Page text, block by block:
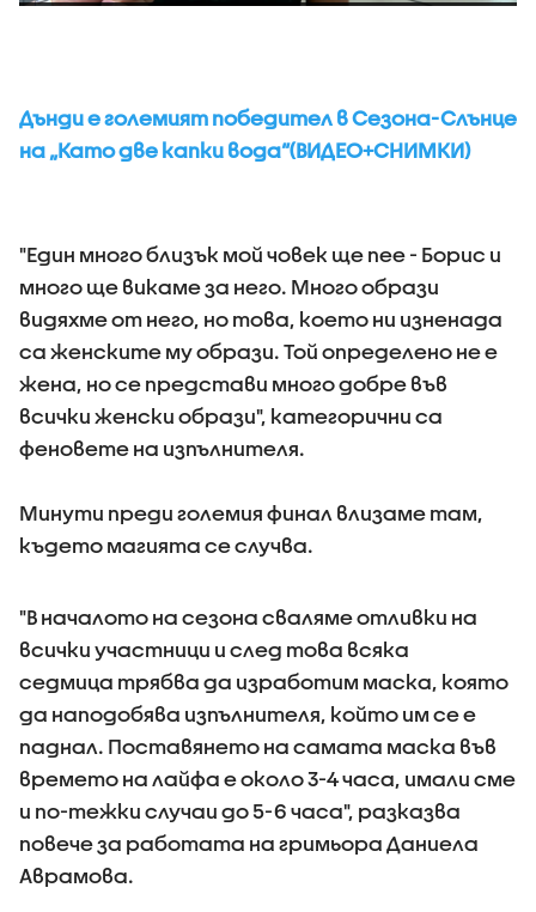
Дънди е големият победител в Сезона-Слънце
на „Като две капки вода“(ВИДЕО+СНИМКИ)
"Един много близък мой човек ще пее - Борис и
много ще викаме за него. Много образи
видяхме от него, но това, което ни изненада
са женските му образи. Той определено не е
жена, но се представи много добре във
всички женски образи", категорични са
феновете на изпълнителя.
Минути преди големия финал влизаме там,
където магията се случва.
"В началото на сезона сваляме отливки на
всички участници и след това всяка
седмица трябва да изработим маска, която
да наподобява изпълнителя, който им се е
паднал. Поставянето на самата маска във
времето на лайфа е около 3-4 часа, имали сме
и по-тежки случаи до 5-6 часа", разказва
повече за работата на гримьора Даниела
Аврамова.